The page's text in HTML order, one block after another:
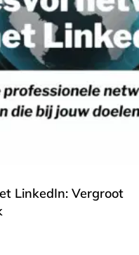
LinkedIn: Vergroot